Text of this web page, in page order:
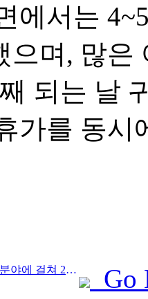
에서는
으며, 많은
되는 날
가를 동시
Prev:문화관광부: 7개 주요 분야에 걸쳐 22개의 테마 활동을 시작합니다
Go